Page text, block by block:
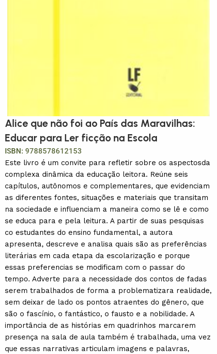
Alice que não foi ao País das Maravilhas:
Educar para Ler ficção na Escola
ISBN: 9788578612153
Este livro é um convite para refletir sobre os aspectosda
complexa dinâmica da educação leitora. Reúne seis
capítulos, autônomos e complementares, que evidenciam
as diferentes fontes, situações e materiais que transitam
na sociedade e influenciam a maneira como se lê e como
se educa para e pela leitura. A partir de suas pesquisas
co estudantes do ensino fundamental, a autora
apresenta, descreve e analisa quais são as preferências
literárias em cada etapa da escolarização e porque
essas preferencias se modificam com o passar do
tempo. Adverte para a necessidade dos contos de fadas
serem trabalhados de forma a problematizara realidade,
sem deixar de lado os pontos atraentes do gênero, que
são o fascínio, o fantástico, o fausto e a nobilidade. A
importância de as histórias em quadrinhos marcarem
presença na sala de aula também é trabalhada, uma vez
que essas narrativas articulam imagens e palavras,